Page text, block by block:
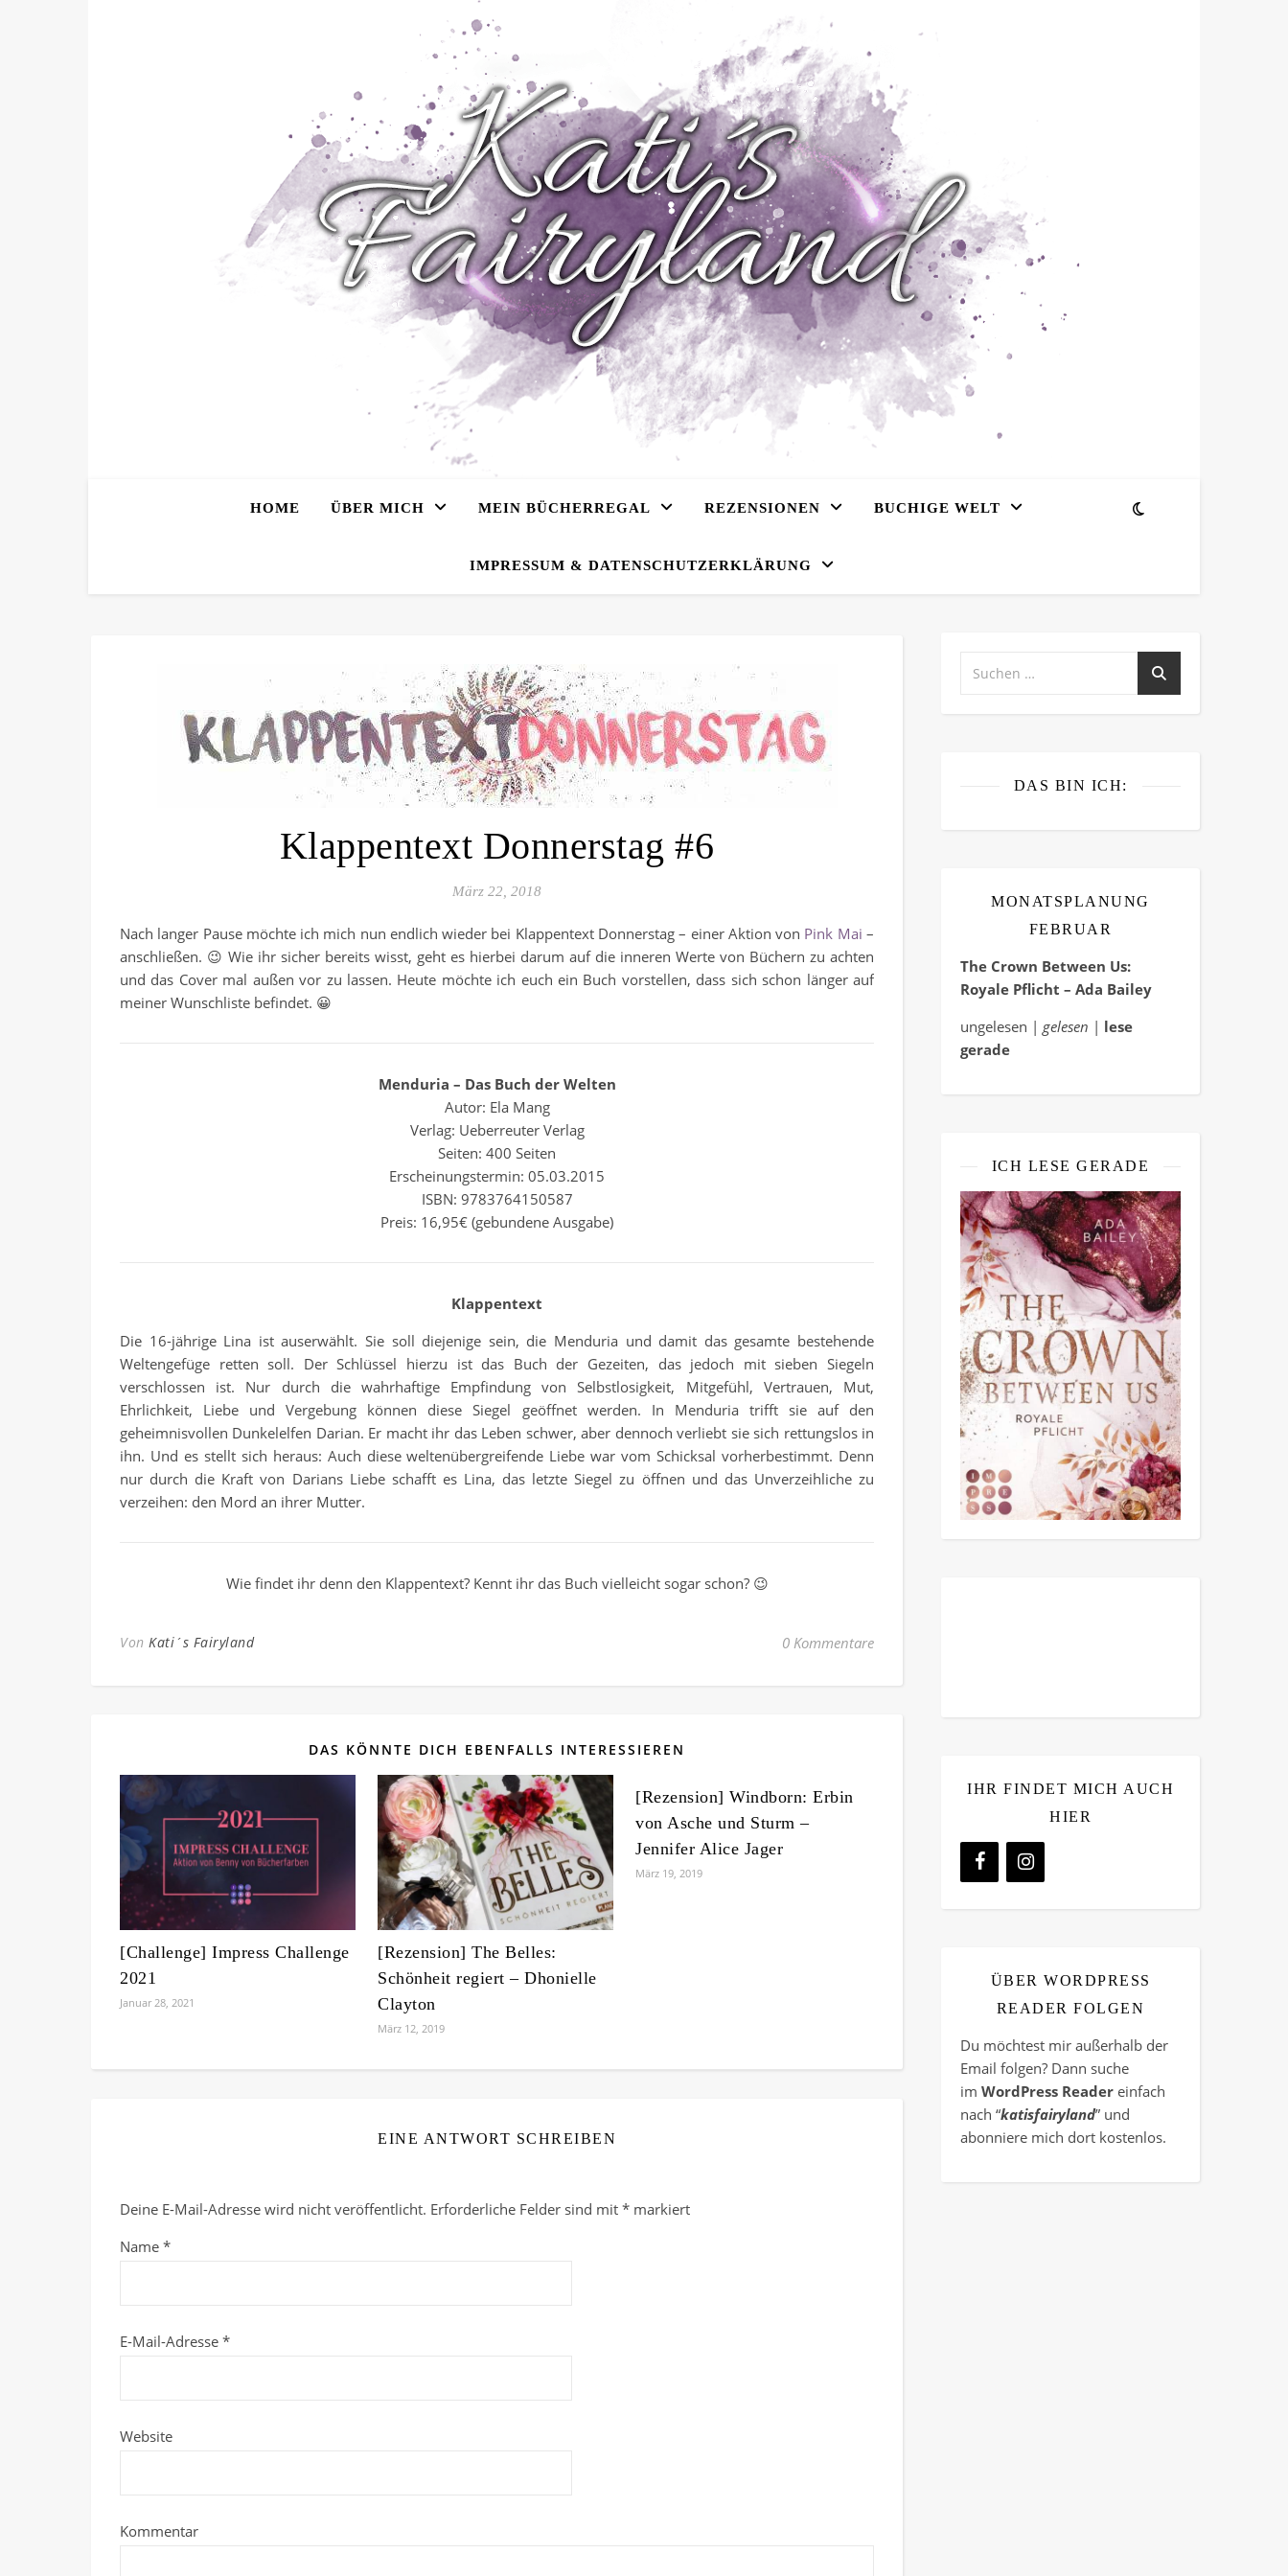
HOME ÜBER MICH MEIN BÜCHERREGAL REZENSIONEN BUCHIGE WELT
IMPRESSUM & DATENSCHUTZERKLÄRUNG
Klappentext Donnerstag #6
März 22, 2018
Nach langer Pause möchte ich mich nun endlich wieder bei Klappentext Donnerstag – einer Aktion von Pink Mai –
anschließen. 😉 Wie ihr sicher bereits wisst, geht es hierbei darum auf die inneren Werte von Büchern zu achten
und das Cover mal außen vor zu lassen. Heute möchte ich euch ein Buch vorstellen, dass sich schon länger auf
meiner Wunschliste befindet. 😀
Menduria – Das Buch der Welten
Autor: Ela Mang
Verlag: Ueberreuter Verlag
Seiten: 400 Seiten
Erscheinungstermin: 05.03.2015
ISBN: 9783764150587
Preis: 16,95€ (gebundene Ausgabe)
Klappentext
Die 16-jährige Lina ist auserwählt. Sie soll diejenige sein, die Menduria und damit das gesamte bestehende
Weltengefüge retten soll. Der Schlüssel hierzu ist das Buch der Gezeiten, das jedoch mit sieben Siegeln
verschlossen ist. Nur durch die wahrhaftige Empfindung von Selbstlosigkeit, Mitgefühl, Vertrauen, Mut,
Ehrlichkeit, Liebe und Vergebung können diese Siegel geöffnet werden. In Menduria trifft sie auf den
geheimnisvollen Dunkelelfen Darian. Er macht ihr das Leben schwer, aber dennoch verliebt sie sich rettungslos in
ihn. Und es stellt sich heraus: Auch diese weltenübergreifende Liebe war vom Schicksal vorherbestimmt. Denn
nur durch die Kraft von Darians Liebe schafft es Lina, das letzte Siegel zu öffnen und das Unverzeihliche zu
verzeihen: den Mord an ihrer Mutter.
Wie findet ihr denn den Klappentext? Kennt ihr das Buch vielleicht sogar schon? 😉
Von Kati´s Fairyland 0 Kommentare
DAS KÖNNTE DICH EBENFALLS INTERESSIEREN
[Challenge] Impress Challenge
2021
Januar 28, 2021
[Rezension] The Belles:
Schönheit regiert – Dhonielle
Clayton
März 12, 2019
[Rezension] Windborn: Erbin
von Asche und Sturm –
Jennifer Alice Jager
März 19, 2019
EINE ANTWORT SCHREIBEN
Deine E-Mail-Adresse wird nicht veröffentlicht. Erforderliche Felder sind mit * markiert
Name *
E-Mail-Adresse *
Website
Kommentar
DAS BIN ICH:
MONATSPLANUNG
FEBRUAR
The Crown Between Us:
Royale Pflicht – Ada Bailey
ungelesen | gelesen | lese
gerade
ICH LESE GERADE
IHR FINDET MICH AUCH
HIER
ÜBER WORDPRESS
READER FOLGEN
Du möchtest mir außerhalb der
Email folgen? Dann suche
im WordPress Reader einfach
nach “katisfairyland” und
abonniere mich dort kostenlos.